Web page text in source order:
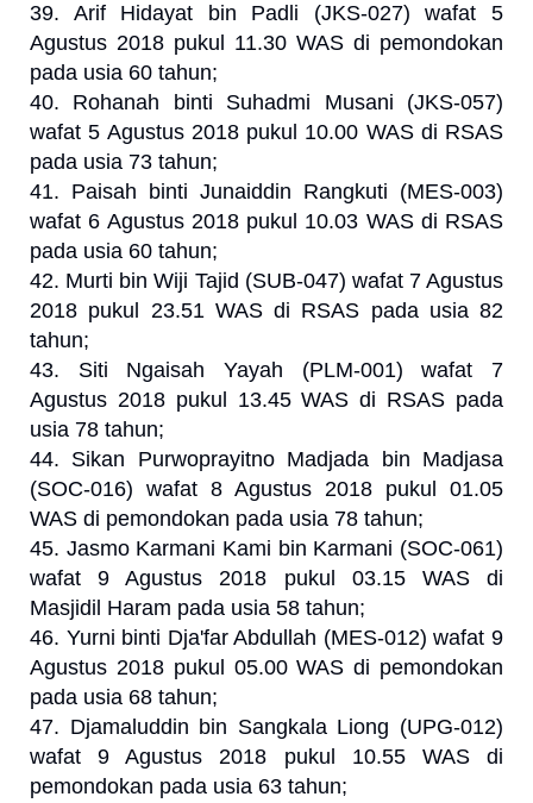
39. Arif Hidayat bin Padli (JKS-027) wafat 5
Agustus 2018 pukul 11.30 WAS di pemondokan
pada usia 60 tahun;
40. Rohanah binti Suhadmi Musani (JKS-057)
wafat 5 Agustus 2018 pukul 10.00 WAS di RSAS
pada usia 73 tahun;
41. Paisah binti Junaiddin Rangkuti (MES-003)
wafat 6 Agustus 2018 pukul 10.03 WAS di RSAS
pada usia 60 tahun;
42. Murti bin Wiji Tajid (SUB-047) wafat 7 Agustus
2018 pukul 23.51 WAS di RSAS pada usia 82
tahun;
43. Siti Ngaisah Yayah (PLM-001) wafat 7
Agustus 2018 pukul 13.45 WAS di RSAS pada
usia 78 tahun;
44. Sikan Purwoprayitno Madjada bin Madjasa
(SOC-016) wafat 8 Agustus 2018 pukul 01.05
WAS di pemondokan pada usia 78 tahun;
45. Jasmo Karmani Kami bin Karmani (SOC-061)
wafat 9 Agustus 2018 pukul 03.15 WAS di
Masjidil Haram pada usia 58 tahun;
46. Yurni binti Dja'far Abdullah (MES-012) wafat 9
Agustus 2018 pukul 05.00 WAS di pemondokan
pada usia 68 tahun;
47. Djamaluddin bin Sangkala Liong (UPG-012)
wafat 9 Agustus 2018 pukul 10.55 WAS di
pemondokan pada usia 63 tahun;